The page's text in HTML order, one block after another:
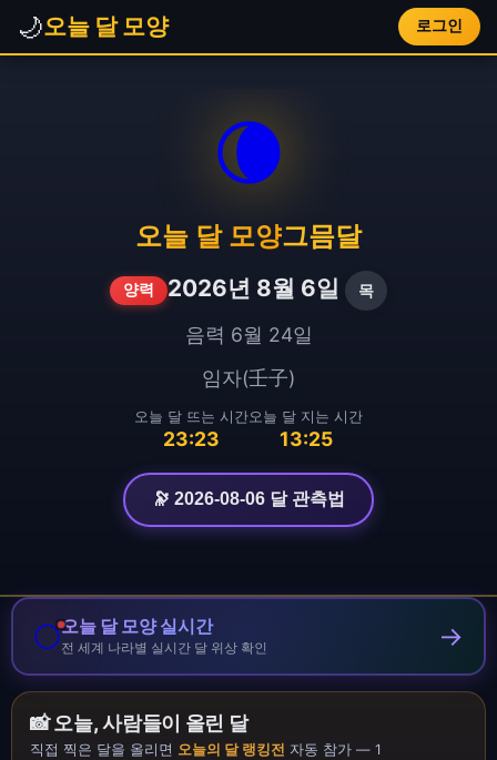
🌙오늘 달 모양 로그인
🌘
오늘 달 모양그믐달
양력 2026년 8월 6일 목
음력 6월 24일
임자(壬子)
오늘 달 뜨는 시간
23:23
오늘 달 지는 시간
13:25
🔭 2026-08-06 달 관측법
🌕오늘 달 모양 실시간
전 세계 나라별 실시간 달 위상 확인 →
📸 오늘, 사람들이 올린 달
직접 찍은 달을 올리면 오늘의 달 랭킹전 자동 참가 — 1